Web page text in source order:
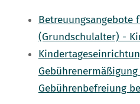
Betreuungsangebote
(Grundschulalter) -
Gebührenbefreiung